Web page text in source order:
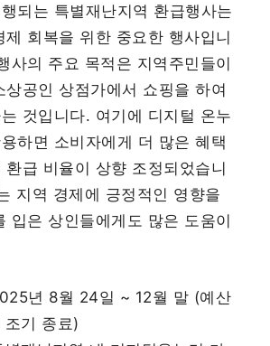
되는 특별재난지역 환급행사는
제 회복을 위한 중요한 행사입니
사의 주요 목적은 지역주민들이
상공인 상점가에서 쇼핑을 하여
것입니다. 여기에 디지털 온누
하면 소비자에게 더 많은 혜택
환급 비율이 상향 조정되었습니
지역 경제에 긍정적인 영향을
입은 상인들에게도 많은 도움이
년 8월 24일 ~ 12월 말 (예산
조기 종료)